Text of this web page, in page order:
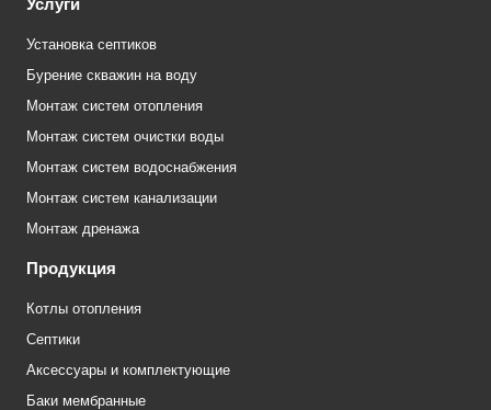
Услуги
Установка септиков
Бурение скважин на воду
Монтаж систем отопления
Монтаж систем очистки воды
Монтаж систем водоснабжения
Монтаж систем канализации
Монтаж дренажа
Продукция
Котлы отопления
Септики
Аксессуары и комплектующие
Баки мембранные